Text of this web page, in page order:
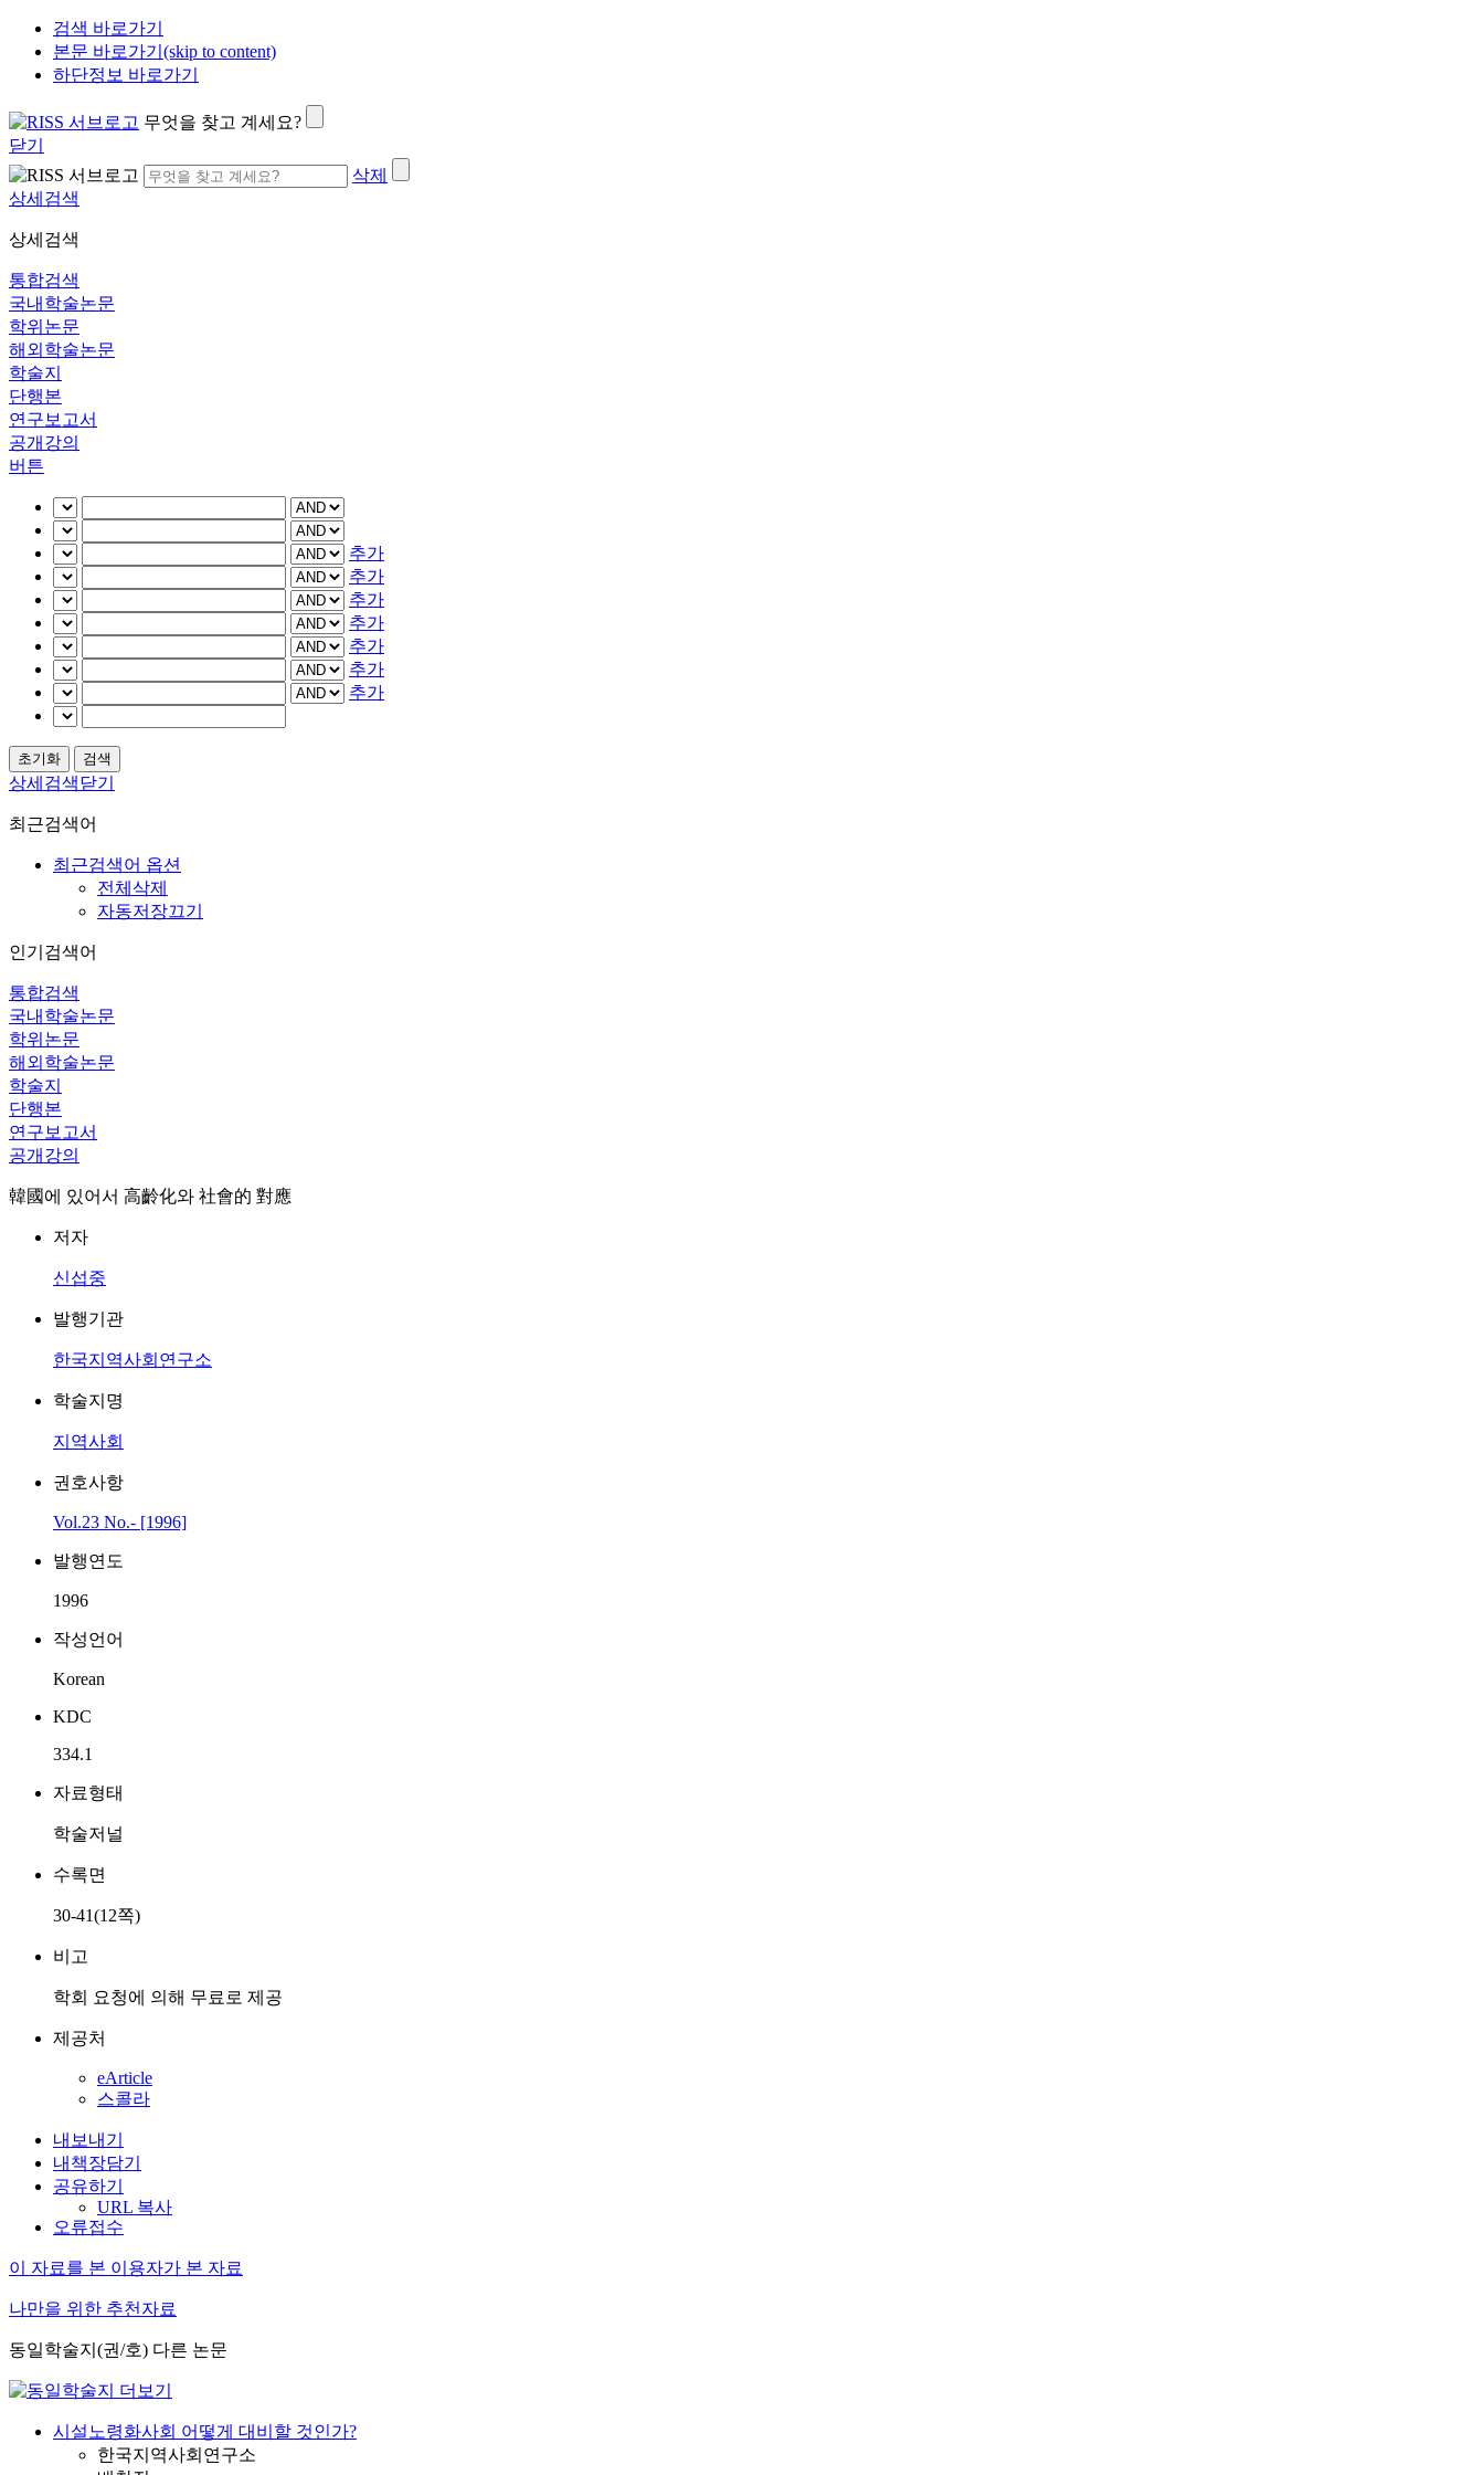
검색 바로가기
본문 바로가기(skip to content)
하단정보 바로가기
무엇을 찾고 계세요?
닫기
삭제
상세검색
상세검색
통합검색
국내학술논문
학위논문
해외학술논문
학술지
단행본
연구보고서
공개강의
버튼
추가
추가
추가
추가
추가
추가
추가
상세검색닫기
최근검색어
최근검색어 옵션
전체삭제
자동저장끄기
인기검색어
통합검색
국내학술논문
학위논문
해외학술논문
학술지
단행본
연구보고서
공개강의
韓國에 있어서 高齡化와 社會的 對應
저자
신섭중
발행기관
한국지역사회연구소
학술지명
지역사회
권호사항
Vol.23 No.- [1996]
발행연도
1996
작성언어
Korean
KDC
334.1
자료형태
학술저널
수록면
30-41(12쪽)
비고
학회 요청에 의해 무료로 제공
제공처
eArticle
스콜라
내보내기
내책장담기
공유하기
URL 복사
오류접수
이 자료를 본 이용자가 본 자료
나만을 위한 추천자료
동일학술지(권/호) 다른 논문
시설노령화사회 어떻게 대비할 것인가?
한국지역사회연구소